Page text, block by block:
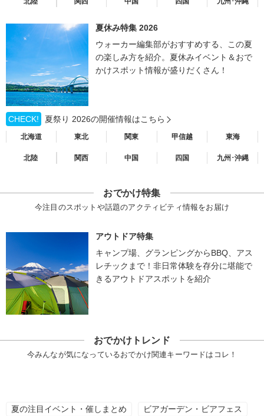
夏休み特集 2026
ウォーカー編集部がおすすめする、この夏
の楽しみ方を紹介。夏休みイベント＆おで
かけスポット情報が盛りだくさん！
CHECK! 夏祭り 2026の開催情報はこちら
北海道 東北 関東 甲信越 東海
北陸 関西 中国 四国 九州･沖縄
おでかけ特集
今注目のスポットや話題のアクティビティ情報をお届け
アウトドア特集
キャンプ場、グランピングからBBQ、アス
レチックまで！非日常体験を存分に堪能で
きるアウトドアスポットを紹介
おでかけトレンド
今みんなが気になっているおでかけ関連キーワードはコレ！
夏の注目イベント・催しまとめ ビアガーデン・ビアフェス